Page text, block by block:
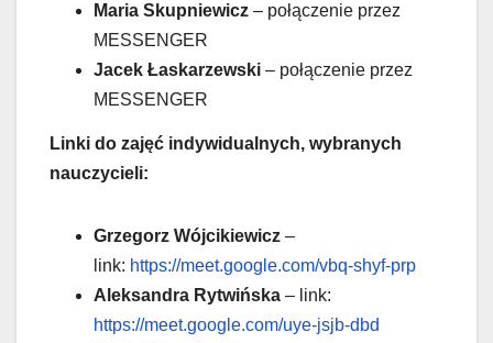
Maria Skupniewicz – połączenie przez
MESSENGER
Jacek Łaskarzewski – połączenie przez
MESSENGER
Linki do zajęć indywidualnych, wybranych
nauczycieli:
Grzegorz Wójcikiewicz –
link: https://meet.google.com/vbq-shyf-prp
Aleksandra Rytwińska – link:
https://meet.google.com/uye-jsjb-dbd